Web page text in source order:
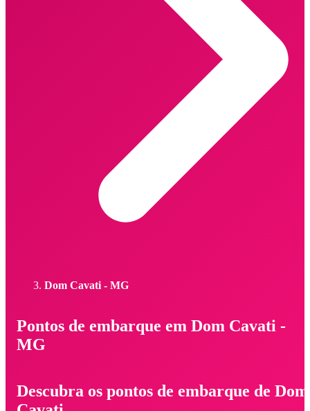
Dom Cavati - MG
Pontos de embarque em Dom Cavati -
MG
Descubra os pontos de embarque de Dom